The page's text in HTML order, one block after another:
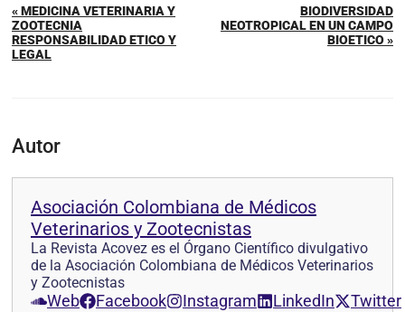
« MEDICINA VETERINARIA Y
ZOOTECNIA
RESPONSABILIDAD ETICO Y
LEGAL
BIODIVERSIDAD
NEOTROPICAL EN UN CAMPO
BIOETICO »
Autor
Asociación Colombiana de Médicos
Veterinarios y Zootecnistas
La Revista Acovez es el Órgano Científico divulgativo
de la Asociación Colombiana de Médicos Veterinarios
y Zootecnistas
Web Facebook Instagram LinkedIn Twitter